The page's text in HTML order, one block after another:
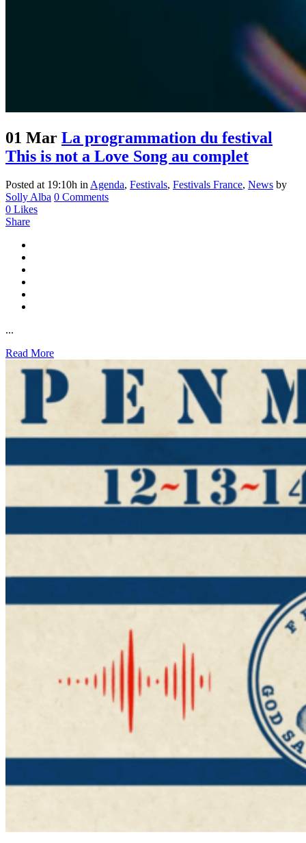
01 Mar La programmation du festival
This is not a Love Song au complet
Posted at 19:10h inAgenda, Festivals, Festivals France, News by
Solly Alba 0 Comments
0 Likes
Share
...
Read More